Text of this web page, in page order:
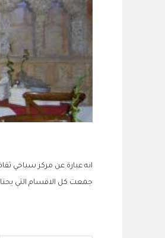
انه عبارة عن مركز سياحي
جمعت كل الاقسام التي